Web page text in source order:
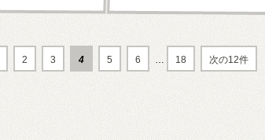
2 3 4 5 6 … 18 次の12件